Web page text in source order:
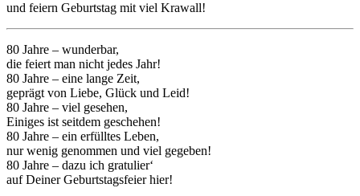
und feiern Geburtstag mit viel Krawall!
80 Jahre – wunderbar,
die feiert man nicht jedes Jahr!
80 Jahre – eine lange Zeit,
geprägt von Liebe, Glück und Leid!
80 Jahre – viel gesehen,
Einiges ist seitdem geschehen!
80 Jahre – ein erfülltes Leben,
nur wenig genommen und viel gegeben!
80 Jahre – dazu ich gratulier‘
auf Deiner Geburtstagsfeier hier!